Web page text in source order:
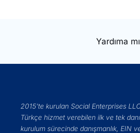
Yardıma
2015’te kurulan Social Enterprises
Türkçe hizmet verebilen ilk ve tek
kurulum sürecinde danışmanlık, EIN